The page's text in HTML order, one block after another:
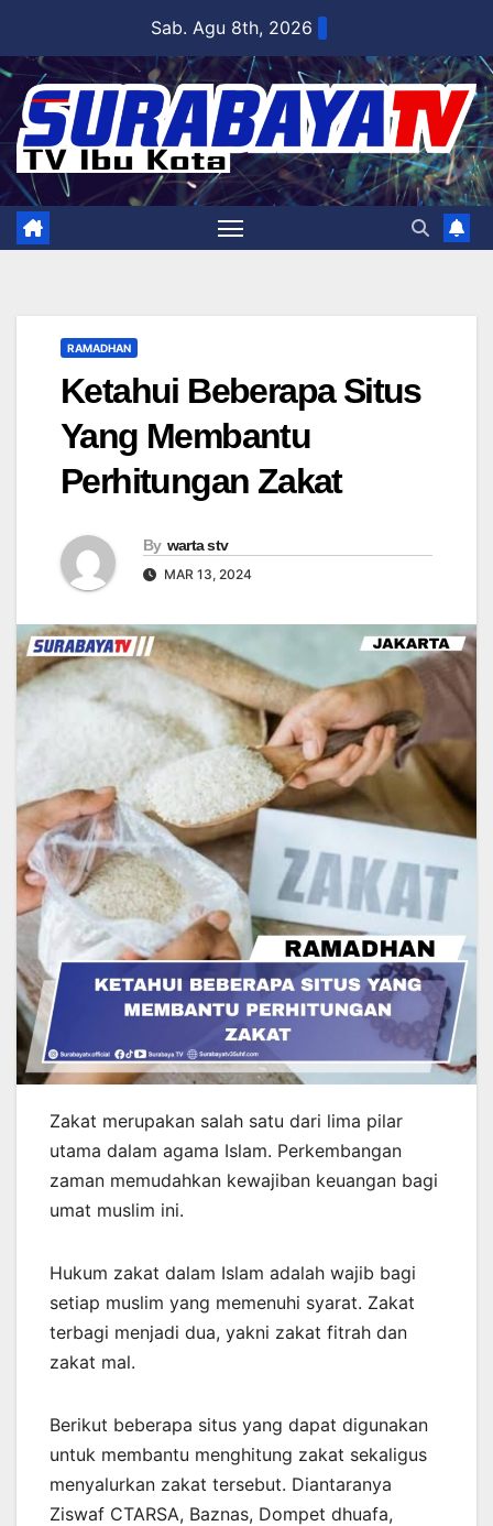
content
Sab. Agu 8th, 2026
RAMADHAN
Ketahui Beberapa Situs
Yang Membantu
Perhitungan Zakat
By warta stv
MAR 13, 2024
Zakat merupakan salah satu dari lima pilar
utama dalam agama Islam. Perkembangan
zaman memudahkan kewajiban keuangan bagi
umat muslim ini.
Hukum zakat dalam Islam adalah wajib bagi
setiap muslim yang memenuhi syarat. Zakat
terbagi menjadi dua, yakni zakat fitrah dan
zakat mal.
Berikut beberapa situs yang dapat digunakan
untuk membantu menghitung zakat sekaligus
menyalurkan zakat tersebut. Diantaranya
Ziswaf CTARSA, Baznas, Dompet dhuafa,